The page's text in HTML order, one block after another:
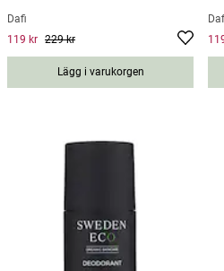
Dafi
Current price Previous price
119 kr 229 kr
Lägg i varukorgen